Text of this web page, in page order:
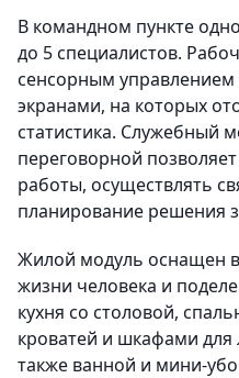
В командном пункте
до 5 специалистов.
сенсорным
экранами, на которых
статистика. Служебный
переговорной
работы, осуществлять
планирование решения
Жилой модуль оснащен
жизни человека и
кухня со столовой,
кроватей и шкафами для
также ванной и мини-